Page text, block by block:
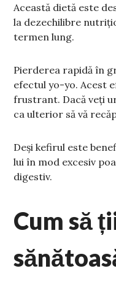
Această dietă este
la dezechilibre
termen lung.
Pierderea rapidă în
efectul yo-yo. Acest
frustrant. Dacă veți
ca ulterior să vă
Deși kefirul este
lui în mod excesiv
digestiv.
Cum să